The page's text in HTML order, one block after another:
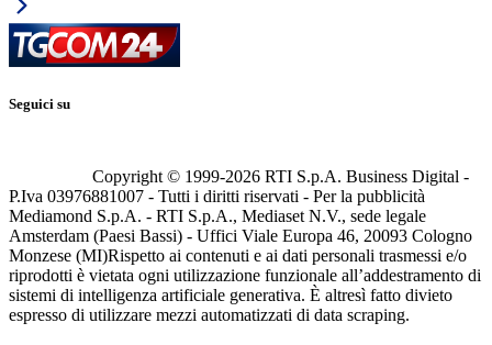
Seguici su
Copyright © 1999-2026 RTI S.p.A. Business Digital -
P.Iva 03976881007 - Tutti i diritti riservati - Per la pubblicità
Mediamond S.p.A. - RTI S.p.A., Mediaset N.V., sede legale
Amsterdam (Paesi Bassi) - Uffici Viale Europa 46, 20093 Cologno
Monzese (MI)Rispetto ai contenuti e ai dati personali trasmessi e/o
riprodotti è vietata ogni utilizzazione funzionale all’addestramento di
sistemi di intelligenza artificiale generativa. È altresì fatto divieto
espresso di utilizzare mezzi automatizzati di data scraping.